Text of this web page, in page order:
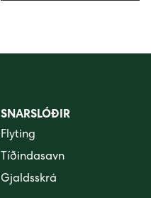
SNARSLÓÐIR
Flyting
Tíðindasavn
Gjaldsskrá